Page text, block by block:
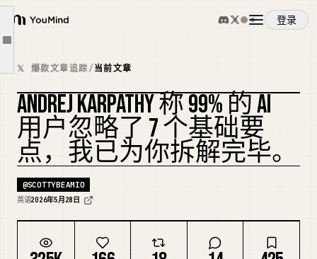
YouMind
登录
概览
使用案例
技能
提示词
文章大纲
技巧 6：AI 是一个知识渊博但没有品味的实习生。像对待实习生一样对待它。
技巧 7：一句话让每个研究提示词的可读性提升 10 倍。
奇怪的是这一切。
总结
𝕏 爆款文章追踪/当前文章
复刻封面
ANDREJ KARPATHY 称 99% 的 AI
用户忽略了 7 个基础要
点，我已为你拆解完毕。
@SCOTTYBEAMIO
英语2026年5月28日